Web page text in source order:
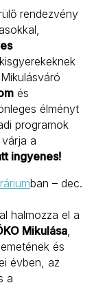
rendezvény
és
élményt
programok
a
ingyenes!
ban – dec.
halmozza el a
Mikulása
és
évben, az
a